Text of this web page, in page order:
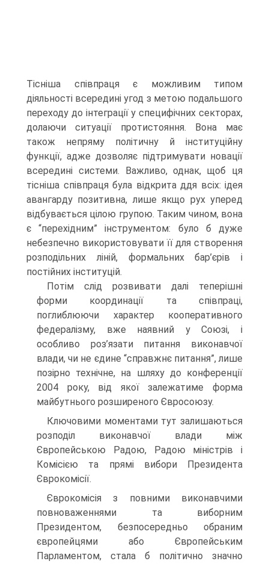
Тісніша співпраця є можливим типом
діяльності всередині угод з метою подальшого
переходу до інтеграції у специфічних секторах,
долаючи ситуації протистояння. Вона має
також непряму політичну й інституційну
функції, адже дозволяє підтримувати новації
всередині системи. Важливо, однак, щоб ця
тісніша співпраця була відкрита ддя всіх: ідея
авангарду позитивна, лише якщо рух уперед
відбувається цілою групою. Таким чином, вона
є “перехідним” інструментом: було б дуже
небезпечно використовувати її для створення
розподільних ліній, формальних бар’єрів і
постійних інституцій.
Потім слід розвивати далі теперішні
форми координації та співпраці,
поглиблюючи характер кооперативного
федералізму, вже наявний у Союзі, і
особливо роз’язати питання виконавчої
влади, чи не єдине “справжнє питання”, лише
позірно технічне, на шляху до конференції
2004 року, від якої залежатиме форма
майбутнього розширеного Євросоюзу.
Ключовими моментами тут залишаються
розподіл виконавчої влади між
Європейською Радою, Радою міністрів і
Комісією та прямі вибори Президента
Єврокомісії.
Єврокомісія з повними виконавчими
повноваженнями та виборним
Президентом, безпосередньо обраним
європейцями або Європейським
Парламентом, стала б політично значно